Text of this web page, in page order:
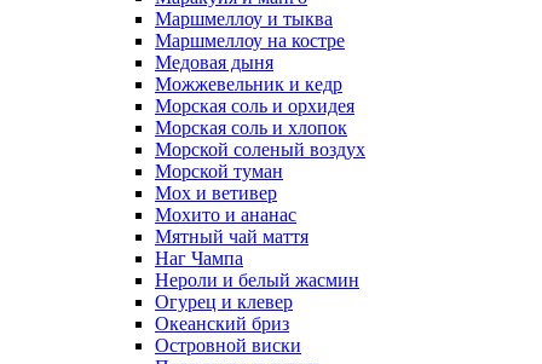
Маршмеллоу и тыква
Маршмеллоу на костре
Медовая дыня
Можжевельник и кедр
Морская соль и орхидея
Морская соль и хлопок
Морской соленый воздух
Морской туман
Мох и ветивер
Мохито и ананас
Мятный чай маття
Наг Чампа
Нероли и белый жасмин
Огурец и клевер
Океанский бриз
Островной виски